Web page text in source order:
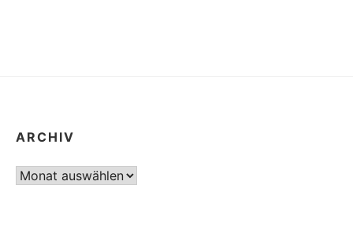
ARCHIV
Archiv